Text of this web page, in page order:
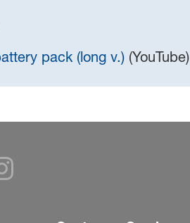
pack (long v.)(YouTube)